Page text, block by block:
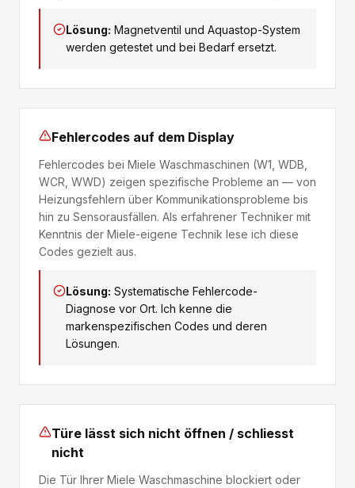
Lösung: Magnetventil und Aquastop-System
werden getestet und bei Bedarf ersetzt.
Fehlercodes auf dem Display
Fehlercodes bei Miele Waschmaschinen (W1, WDB,
WCR, WWD) zeigen spezifische Probleme an — von
Heizungsfehlern über Kommunikationsprobleme bis
hin zu Sensorausfällen. Als erfahrener Techniker mit
Kenntnis der Miele-eigene Technik lese ich diese
Codes gezielt aus.
Lösung: Systematische Fehlercode-
Diagnose vor Ort. Ich kenne die
markenspezifischen Codes und deren
Lösungen.
Türe lässt sich nicht öffnen / schliesst
nicht
Die Tür Ihrer Miele Waschmaschine blockiert oder